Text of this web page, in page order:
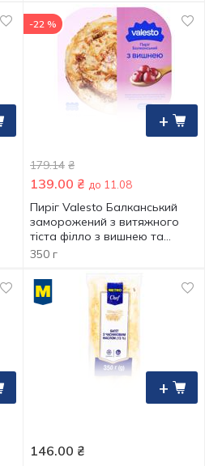
+
-22 %
179.14 ₴
139.00 ₴ до 11.08
Пиріг Valesto Балканський
заморожений з витяжного
тіста філло з вишнею та
заварним кремом 350г
350 г
+
146.00 ₴